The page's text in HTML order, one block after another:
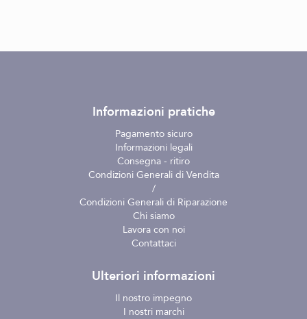
Informazioni pratiche
Pagamento sicuro
Informazioni legali
Consegna - ritiro
Condizioni Generali di Vendita
/
Condizioni Generali di Riparazione
Chi siamo
Lavora con noi
Contattaci
Ulteriori informazioni
Il nostro impegno
I nostri marchi